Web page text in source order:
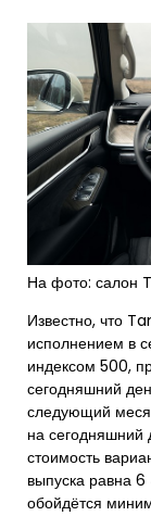
На фото: салон
Известно, что
исполнением в
индексом 500,
сегодняшний
следующий
на сегодняшний
стоимость
выпуска равна
обойдётся